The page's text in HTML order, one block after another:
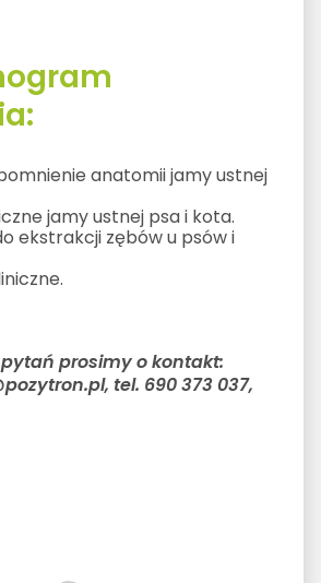
anatomii jamy ustnej
jamy ustnej psa i kota.
ekstrakcji zębów u psów i
prosimy o kontakt:
tel. 690 373 037,